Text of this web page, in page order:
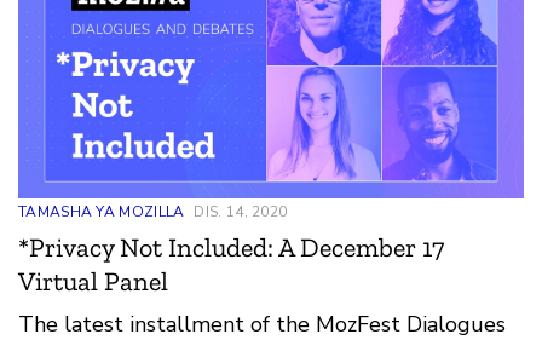
TAMASHA YA MOZILLA DIS. 14, 2020
*Privacy Not Included: A December 17
Virtual Panel
The latest installment of the MozFest Dialogues